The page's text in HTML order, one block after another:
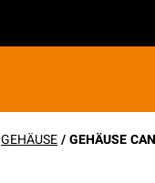
GEHÄUSE/ GEHÄUSE